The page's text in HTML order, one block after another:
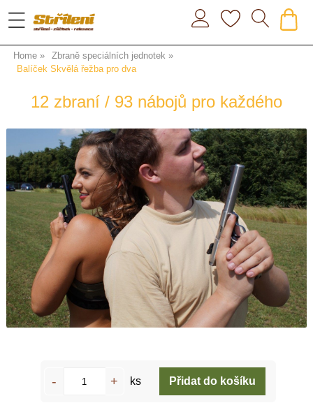
Home
Zbraně speciálních jednotek
Balíček Skvělá řežba pro dva
12 zbraní / 93 nábojů pro každého
ks